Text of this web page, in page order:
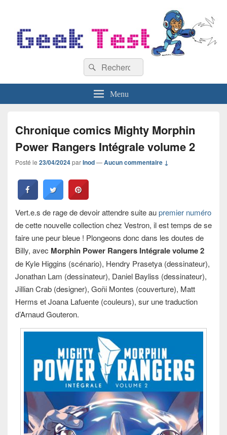
Recherche :
Rechercher
Menu
Chronique comics Mighty Morphin
Power Rangers Intégrale volume 2
Posté le 23/04/2024parInod—Aucun commentaire ↓
Vert.e.s de rage de devoir attendre suite aupremier numéro
de cette nouvelle collection chez Vestron, il est temps de se
faire une peur bleue ! Plongeons donc dans les doutes de
Billy, avec Morphin Power Rangers Intégrale volume 2
de Kyle Higgins (scénario), Hendry Prasetya (dessinateur),
Jonathan Lam (dessinateur), Daniel Bayliss (dessinateur),
Jillian Crab (designer), Goñi Montes (couverture), Matt
Herms et Joana Lafuente (couleurs), sur une traduction
d’Arnaud Gouteron.